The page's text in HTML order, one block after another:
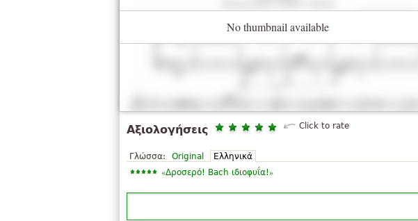
No thumbnail available
Αξιολογήσεις Click to rate
Γλώσσα: Original Ελληνικά
«Δροσερό! Bach ιδιοφυΐα!»